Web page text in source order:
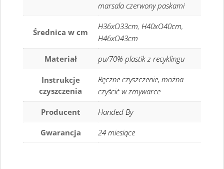
marsala czerwony paskami
Średnica w cm
H36xO33cm, H40xO40cm,
H46xO43cm
Materiał pu/70% plastik z recyklingu
Instrukcje
czyszczenia
Ręczne czyszczenie, można
czyścić w zmywarce
Producent Handed By
Gwarancja 24 miesiące